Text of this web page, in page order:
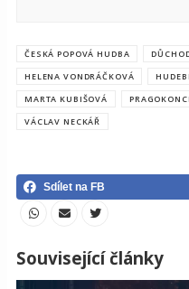
ČESKÁ POPOVÁ HUDBA
HELENA VONDRÁČKOVÁ
MARTA KUBIŠOVÁ
VÁCLAV NECKÁŘ
Sdílet na FB
Související články